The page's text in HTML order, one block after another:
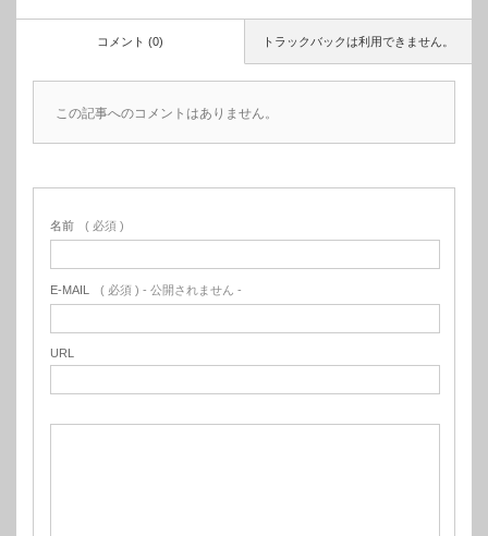
トラックバックは利用できません。
コメント (0)
この記事へのコメントはありません。
名前 ( 必須 )
E-MAIL ( 必須 ) - 公開されません -
URL